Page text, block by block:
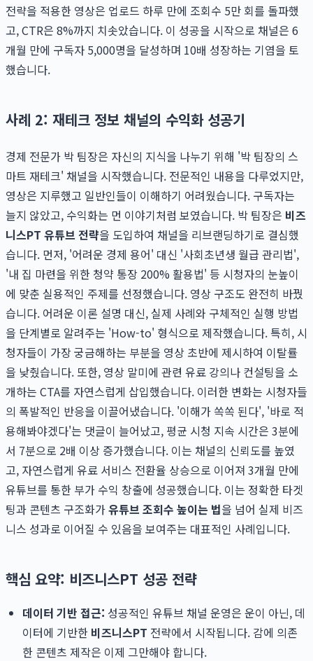
전략을 적용한 영상은 업로드 하루 만에 조회수 5만 회를 돌파했
고, CTR은 8%까지 치솟았습니다. 이 성공을 시작으로 채널은 6
개월 만에 구독자 5,000명을 달성하며 10배 성장하는 기염을 토
했습니다.
사례 2: 재테크 정보 채널의 수익화 성공기
경제 전문가 박 팀장은 자신의 지식을 나누기 위해 '박 팀장의 스
마트 재테크' 채널을 시작했습니다. 전문적인 내용을 다루었지만,
영상은 지루했고 일반인들이 이해하기 어려웠습니다. 구독자는
늘지 않았고, 수익화는 먼 이야기처럼 보였습니다. 박 팀장은 비즈
니스PT 유튜브 전략을 도입하여 채널을 리브랜딩하기로 결심했
습니다. 먼저, '어려운 경제 용어' 대신 '사회초년생 월급 관리법',
'내 집 마련을 위한 청약 통장 200% 활용법' 등 시청자의 눈높이
에 맞춘 실용적인 주제를 선정했습니다. 영상 구조도 완전히 바꿨
습니다. 어려운 이론 설명 대신, 실제 사례와 구체적인 실행 방법
을 단계별로 알려주는 'How-to' 형식으로 제작했습니다. 특히, 시
청자들이 가장 궁금해하는 부분을 영상 초반에 제시하여 이탈률
을 낮췄습니다. 또한, 영상 말미에 관련 유료 강의나 컨설팅을 소
개하는 CTA를 자연스럽게 삽입했습니다. 이러한 변화는 시청자들
의 폭발적인 반응을 이끌어냈습니다. '이해가 쏙쏙 된다', '바로 적
용해봐야겠다'는 댓글이 늘어났고, 평균 시청 지속 시간은 3분에
서 7분으로 2배 이상 증가했습니다. 이는 채널의 신뢰도를 높였
고, 자연스럽게 유료 서비스 전환율 상승으로 이어져 3개월 만에
유튜브를 통한 부가 수익 창출에 성공했습니다. 이는 정확한 타겟
팅과 콘텐츠 구조화가유튜브 조회수 높이는 법을 넘어 실제 비즈
니스 성과로 이어질 수 있음을 보여주는 대표적인 사례입니다.
핵심 요약: 비즈니스PT 성공 전략
데이터 기반 접근: 성공적인 유튜브 채널 운영은 운이 아닌, 데
이터에 기반한 비즈니스PT 전략에서 시작됩니다. 감에 의존
한 콘텐츠 제작은 이제 그만해야 합니다.